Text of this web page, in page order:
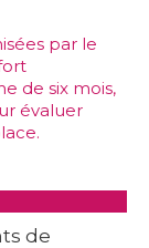
par le
de six mois,
évaluer
de